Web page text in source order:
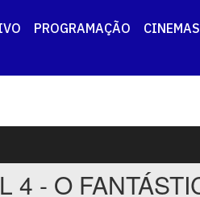
PROGRAMAÇÃO CINEMAS